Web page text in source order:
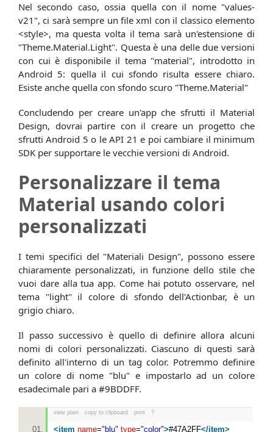
Nel secondo caso, ossia quella con il nome "values-
v21", ci sarà sempre un file xml con il classico elemento
<style>, ma questa volta il tema sarà un'estensione di
"Theme.Material.Light". Questa è una delle due versioni
con cui è disponibile il tema "material", introdotto in
Android 5: quella il cui sfondo risulta essere chiaro.
Esiste anche quella con sfondo scuro "Theme.Material"
Concludendo per creare un'app che sfrutti il Material
Design, dovrai partire con il creare un progetto che
sfrutti Android 5 o le API 21 e poi cambiare il minimum
SDK per supportare le vecchie versioni di Android.
Personalizzare il tema
Material usando colori
personalizzati
I temi specifici del "Materiali Design", possono essere
chiaramente personalizzati, in funzione dello stile che
vuoi dare alla tua app. Come hai potuto osservare, nel
tema "light" il colore di sfondo dell'Actionbar, è un
grigio chiaro.
Il passo successivo è quello di definire allora alcuni
nomi di colori personalizzati. Ciascuno di questi sarà
definito all'interno di un tag color. Potremmo definire
un colore di nome "blu" e impostarlo ad un colore
esadecimale pari a #9BDDFF.
view plain copy to clipboard print ?
<item name="blu" type="color">#47A2FF</item>